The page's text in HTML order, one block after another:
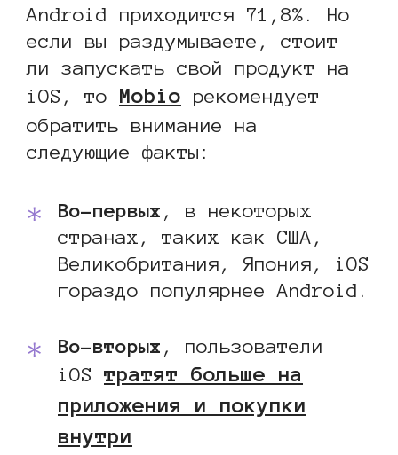
Android приходится 71,8%. Но
если вы раздумываете, стоит
ли запускать свой продукт на
iOS, то Mobio рекомендует
обратить внимание на
следующие факты:
Во-первых , в некоторых
странах, таких как США,
Великобритания, Япония, iOS
гораздо популярнее Android.
Во-вторых , пользователи
iOS тратят больше на
приложения и покупки
внутри